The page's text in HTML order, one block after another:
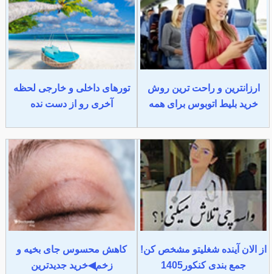
ارزانترین و راحت ترین روش
خرید بلیط اتوبوس برای همه
تورهای داخلی و خارجی لحظه
آخری رو از دست نده
از الان آینده شغلیتو مشخص کن!
جمع بندی کنکور1405
کاهش محسوس جای بخیه و
زخم◀خرید جدیدترین